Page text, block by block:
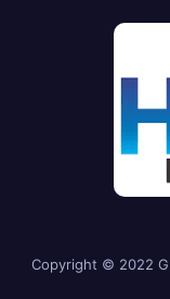
Copyright © 2022